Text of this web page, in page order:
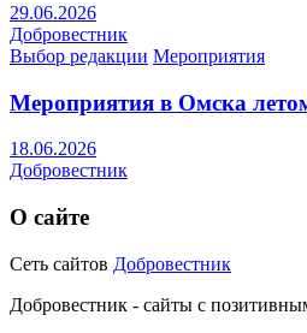
29.06.2026
Добровестник
Выбор редакции Мероприятия
Мероприятия в Омска
18.06.2026
Добровестник
О сайте
Сеть сайтов Добровестник
Добровестник - сайты с